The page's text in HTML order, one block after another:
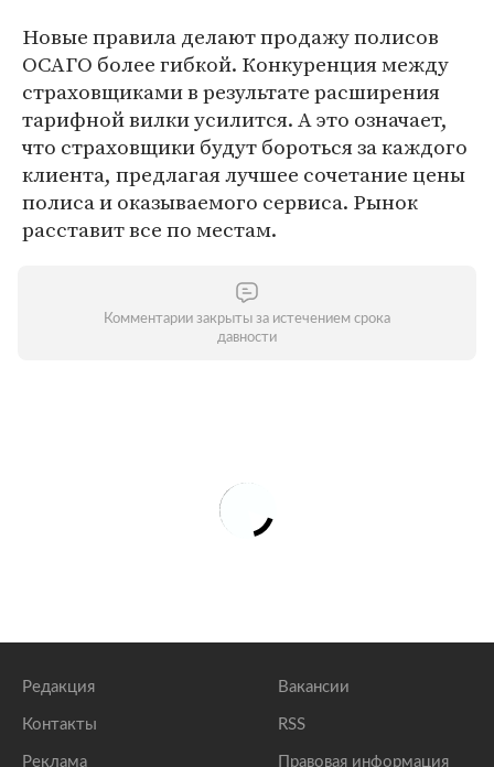
Новые правила делают продажу полисов
ОСАГО более гибкой. Конкуренция между
страховщиками в результате расширения
тарифной вилки усилится. А это означает,
что страховщики будут бороться за каждого
клиента, предлагая лучшее сочетание цены
полиса и оказываемого сервиса. Рынок
расставит все по местам.
Комментарии закрыты за истечением срока
давности
Редакция
Контакты
Реклама
Вакансии
RSS
Правовая информация